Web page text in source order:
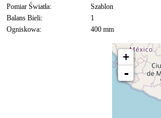
Pomiar Światła:
Szablon
Balans Bieli:
1
Ogniskowa:
400 mm
+
-